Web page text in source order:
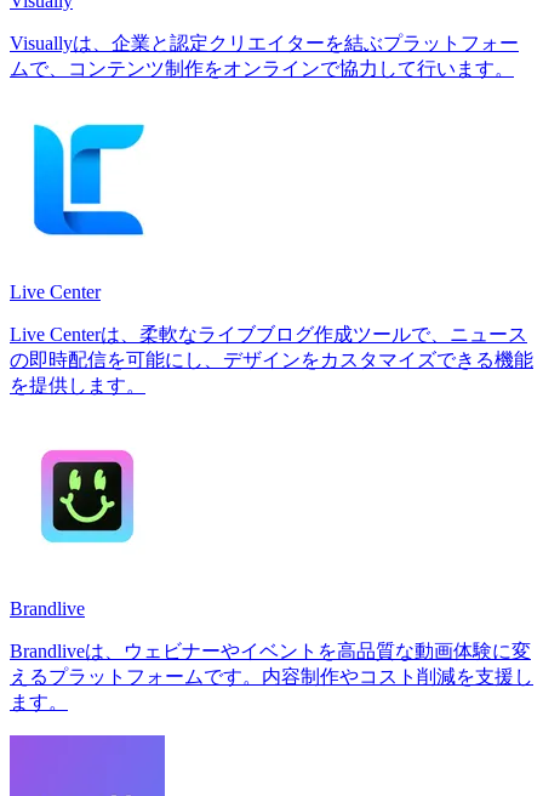
Visuallyは、企業と認定クリエイターを結ぶプラットフォー
ムで、コンテンツ制作をオンラインで協力して行います。
Live Center
Live Centerは、柔軟なライブブログ作成ツールで、ニュース
の即時配信を可能にし、デザインをカスタマイズできる機能
を提供します。
Brandlive
Brandliveは、ウェビナーやイベントを高品質な動画体験に変
えるプラットフォームです。内容制作やコスト削減を支援し
ます。